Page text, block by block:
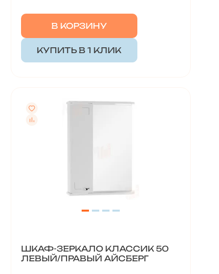
В КОРЗИНУ
КУПИТЬ В 1 КЛИК
ШКАФ-ЗЕРКАЛО КЛАССИК 50
ЛЕВЫЙ/ПРАВЫЙ АЙСБЕРГ